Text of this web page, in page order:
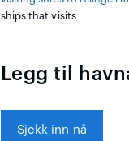
ships that visits
Legg til
Sjekk inn nå